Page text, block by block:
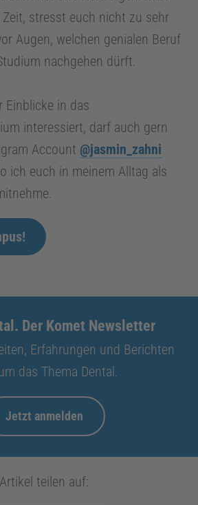
Zeit, stresst euch nicht zu sehr
Augen, welchen genialen Beruf
nachgehen dürft.
Einblicke in das
interessiert, darf auch gern
Account @jasmin_zahni
ich euch in meinem Alltag als
Der Komet Newsletter
Erfahrungen und Berichten
das Thema Dental.
Jetzt anmelden
Artikel teilen auf: